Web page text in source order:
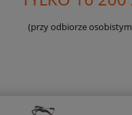
(przy odbiorze